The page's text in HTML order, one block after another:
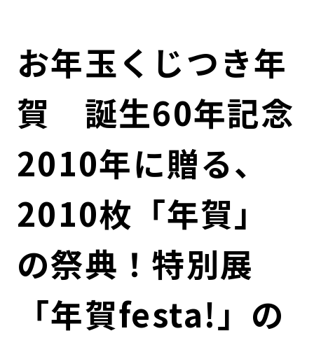
コンプライアンス
ガバナンス
ローカル共創イニシアティブ
関連事業
個人投資家のみなさまへ
株式情報
IRカレンダー
担当役員メッセージ
サステナビリティマネジメント
社会
ガバナンス
ESGデータ集
お年玉くじつき年
賀 誕生60年記念
2010年に贈る、
2010枚「年賀」
の祭典！特別展
「年賀festa!」の